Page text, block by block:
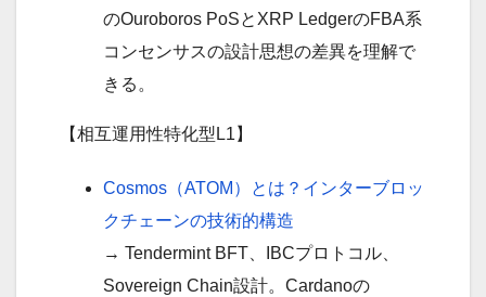
のOuroboros PoSとXRP LedgerのFBA系
コンセンサスの設計思想の差異を理解で
きる。
【相互運用性特化型L1】
Cosmos（ATOM）とは？インターブロッ
クチェーンの技術的構造
→ Tendermint BFT、IBCプロトコル、
Sovereign Chain設計。Cardanoの